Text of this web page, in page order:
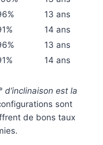
13 ans
14 ans
13 ans
14 ans
d’inclinaison est la
sont
de bons taux